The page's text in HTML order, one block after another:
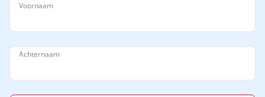
Voornaam
Achternaam